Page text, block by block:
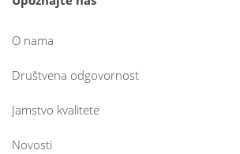
O nama
Društvena odgovornost
Jamstvo kvalitete
Novosti